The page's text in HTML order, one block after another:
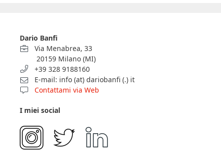
Dario Banfi
Via Menabrea, 33
20159 Milano (MI)
+39 328 9188160
E-mail: info (at) dariobanfi (.) it
Contattami via Web
I miei social